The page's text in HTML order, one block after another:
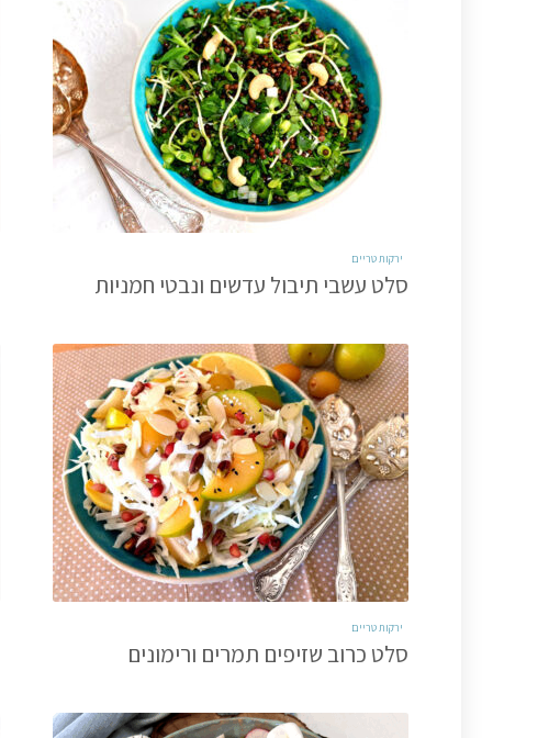
ירקות טריים
סלט עשבי תיבול עדשים ונבטי חמניות
ירקות טריים
סלט כרוב שזיפים תמרים ורימונים